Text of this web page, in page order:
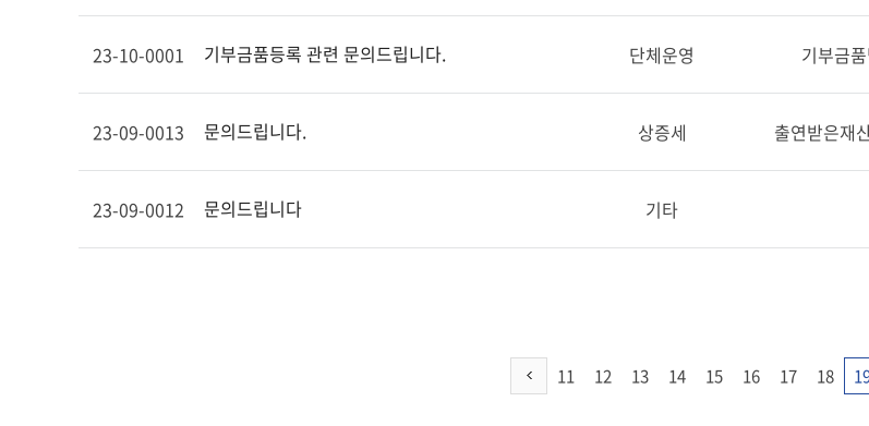
23-10-0001 기부금품등록 관련 문의드립니다. 단체운영 기부금
23-09-0013 문의드립니다. 상증세 출연받은재
23-09-0012 문의드립니다 기타
11 12 13 14 15 16 17 18